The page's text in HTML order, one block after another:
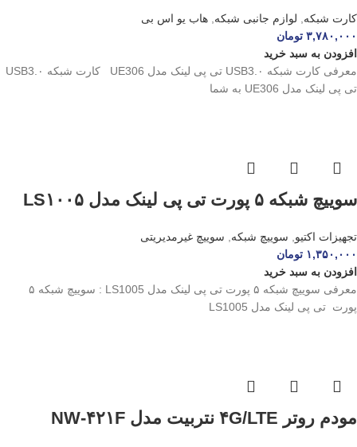
کارت شبکه لوازم جانبی شبکه هاب یو اس بی
۳,۷۸۰,۰۰۰ تومان
افزودن به سبد خرید
معرفی کارت شبکه USB3.۰ تی پی لینک مدل UE306 کارت شبکه USB3.۰
تی پی لینک مدل UE306 به شما
سوییچ شبکه ۵ پورت تی پی لینک مدل LS۱۰۰۵
تجهیزات اکتیو سوییچ شبکه
سوییچ غیرمدیریتی
۱,۳۵۰,۰۰۰ تومان
افزودن به سبد خرید
معرفی سوییچ شبکه ۵ پورت تی پی لینک مدل LS1005 : سوییچ شبکه ۵
پورت تی پی لینک مدل LS1005
مودم روتر ۴G/LTE نتربیت مدل NW-۴۲۱F